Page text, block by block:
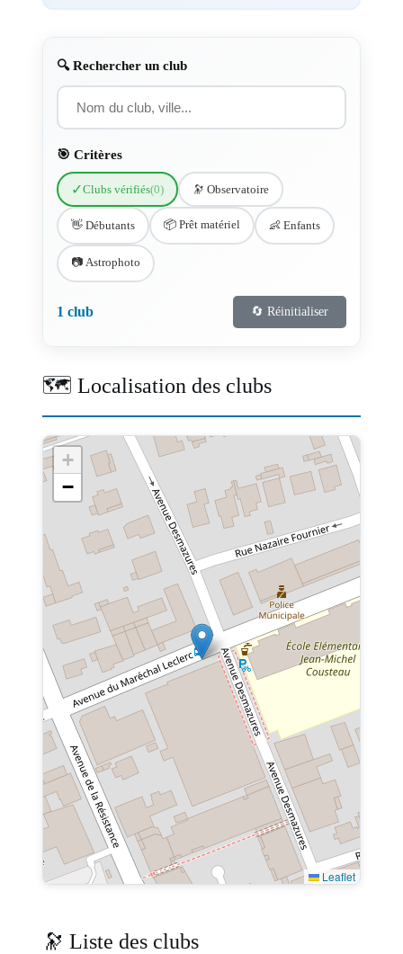
🔍 Rechercher un club
🎯 Critères
✓Clubs vérifiés(0) 🔭 Observatoire
👋 Débutants 📦 Prêt matériel 👶 Enfants
📷 Astrophoto
1 club 🔄 Réinitialiser
🗺️ Localisation des clubs
+
−
Leaflet
🔭 Liste des clubs